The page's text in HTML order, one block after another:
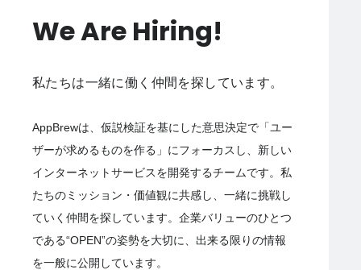
We Are Hiring!
私たちは一緒に働く仲間を探しています。
AppBrewは、仮説検証を基にした意思決定で「ユー
ザーが求めるものを作る」にフォーカスし、新しい
インターネットサービスを開発するチームです。私
たちのミッション・価値観に共感し、一緒に挑戦し
ていく仲間を探しています。企業バリューのひとつ
である“OPEN”の姿勢を大切に、出来る限りの情報
を一般に公開しています。